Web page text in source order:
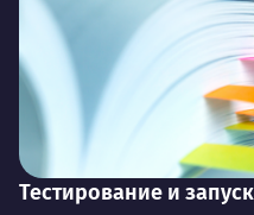
Тестирование и